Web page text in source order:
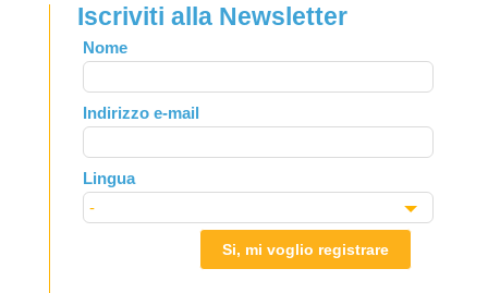
Iscriviti alla Newsletter
Leave
this
field
blank
Nome
Indirizzo e-mail
Lingua
Si, mi voglio registrare